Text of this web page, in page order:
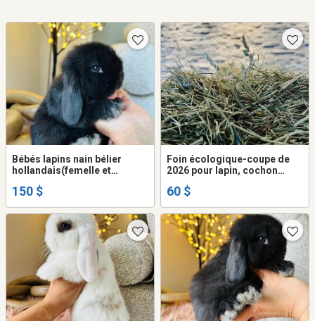
Bébés lapins nain bélier
hollandais(femelle et
150 $
Foin écologique-coupe de
2026 pour lapin, cochon
60 $